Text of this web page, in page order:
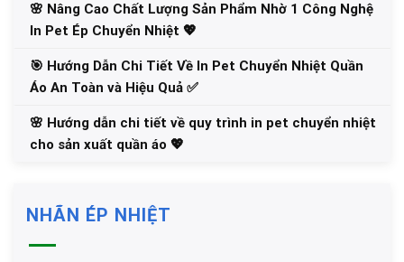
🌸 Nâng Cao Chất Lượng Sản Phẩm Nhờ 1 Công Nghệ
In Pet Ép Chuyển Nhiệt 💖
🎯 Hướng Dẫn Chi Tiết Về In Pet Chuyển Nhiệt Quần
Áo An Toàn và Hiệu Quả ✅
🌸 Hướng dẫn chi tiết về quy trình in pet chuyển nhiệt
cho sản xuất quần áo 💖
NHÃN ÉP NHIỆT